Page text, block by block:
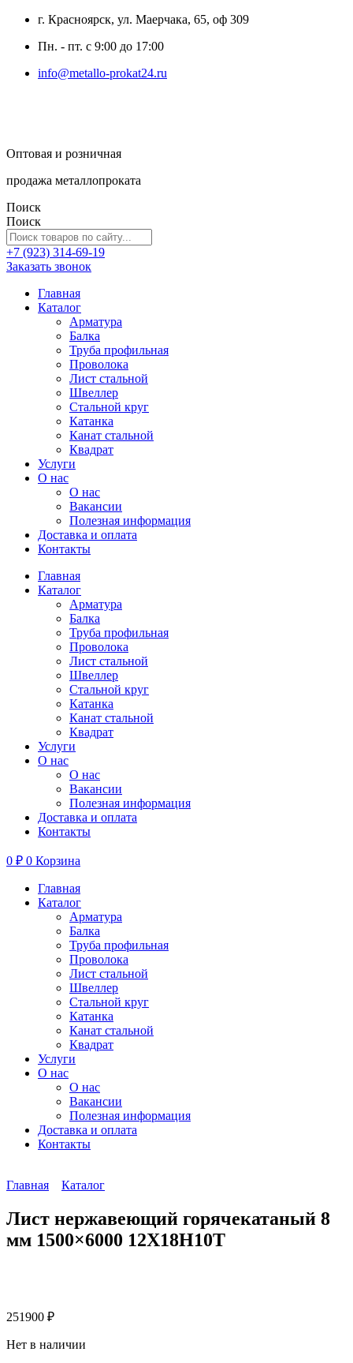
г. Красноярск, ул. Маерчака, 65, оф 309
Пн. - пт. с 9:00 до 17:00
info@metallo-prokat24.ru
Оптовая и розничная
продажа металлопроката
Поиск
Поиск
+7 (923) 314-69-19
Заказать звонок
Главная
Каталог
Арматура
Балка
Труба профильная
Проволока
Лист стальной
Швеллер
Стальной круг
Катанка
Канат стальной
Квадрат
Услуги
О нас
О нас
Вакансии
Полезная информация
Доставка и оплата
Контакты
Главная
Каталог
Арматура
Балка
Труба профильная
Проволока
Лист стальной
Швеллер
Стальной круг
Катанка
Канат стальной
Квадрат
Услуги
О нас
О нас
Вакансии
Полезная информация
Доставка и оплата
Контакты
0 ₽ 0 Корзина
Главная
Каталог
Арматура
Балка
Труба профильная
Проволока
Лист стальной
Швеллер
Стальной круг
Катанка
Канат стальной
Квадрат
Услуги
О нас
О нас
Вакансии
Полезная информация
Доставка и оплата
Контакты
Главная Каталог
Лист нержавеющий горячекатаный 8
мм 1500×6000 12Х18Н10Т
251900 ₽
Нет в наличии